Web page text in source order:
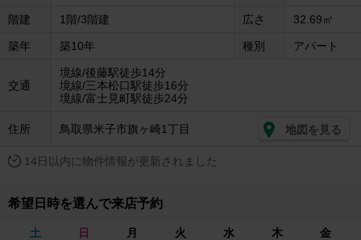
階建 1階/3階建 広さ 32.69㎡
築年 築10年 種別 アパート
交通
境線/後藤駅徒歩14分
境線/三本松口駅徒歩16分
境線/富士見町駅徒歩24分
住所 鳥取県米子市旗ヶ崎1丁目 地図を見る
14日以内に物件情報が更新されました
希望日時を選んで来店予約
土 日 月 火 水 木
金